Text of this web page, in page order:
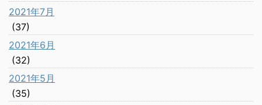
2021年7月
(37)
2021年6月
(32)
2021年5月
(35)